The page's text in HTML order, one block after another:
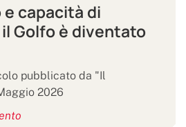
capacità di
Golfo è diventato
pubblicato da "Il
2026